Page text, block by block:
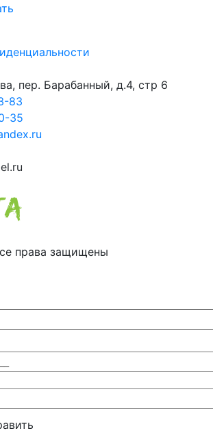
пер. Барабанный, д.4, стр 6
83
35
права защищены